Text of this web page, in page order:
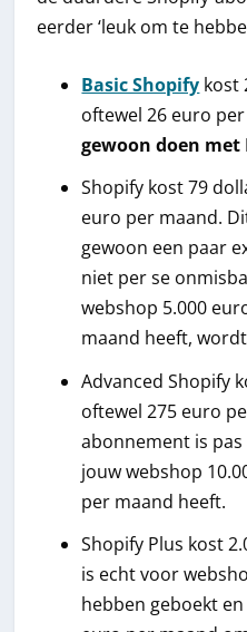
eerder ‘leuk om te
Basic Shopify kost
oftewel 26 euro
gewoon doen met
Shopify kost 79
euro per maand.
gewoon een paar
niet per se
webshop 5.000
maand heeft,
Advanced Shopify
oftewel 275 euro
abonnement is
jouw webshop
per maand heeft.
Shopify Plus kost
is echt voor
hebben geboekt